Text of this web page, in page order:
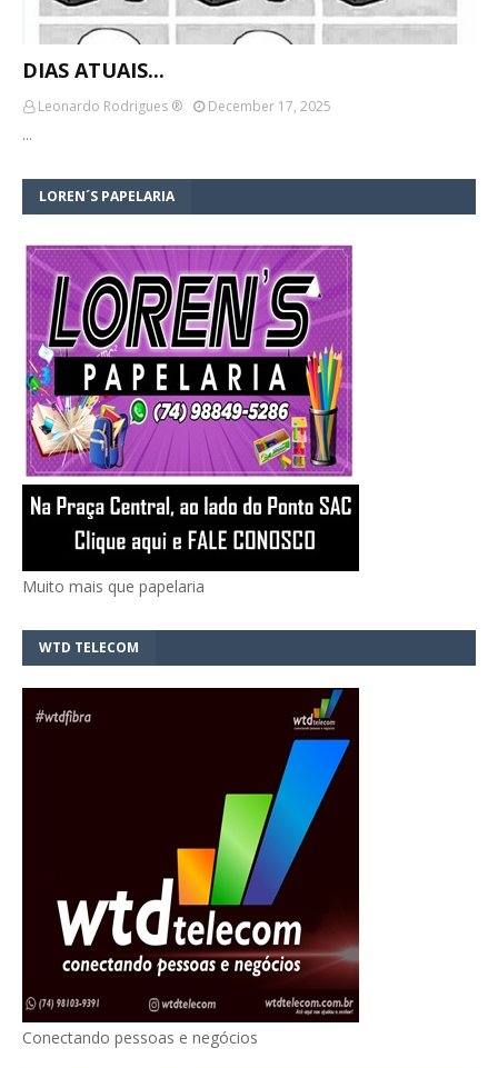
DIAS ATUAIS...
Leonardo Rodrigues ®
December 17, 2025
…
LOREN´S PAPELARIA
Muito mais que papelaria
WTD TELECOM
Conectando pessoas e negócios